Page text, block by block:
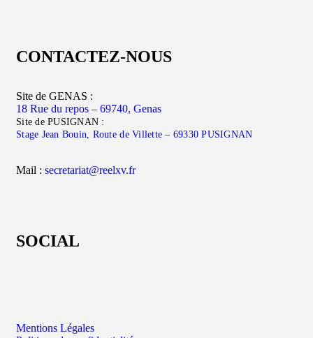
CONTACTEZ-NOUS
Site de GENAS :
18 Rue du repos – 69740, Genas
Site de PUSIGNAN :
Stage Jean Bouin, Route de Villette – 69330 PUSIGNAN
Mail : secretariat@reelxv.fr
SOCIAL
Mentions Légales